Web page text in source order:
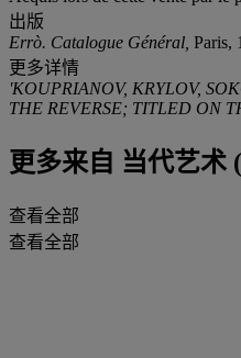
出版
Errò. Catalogue Général, Paris,
更多详情
'KOUPRIANOV, KRYLOV,
THE REVERSE; TITLED ON
更多来自 当代艺术
查看全部
查看全部